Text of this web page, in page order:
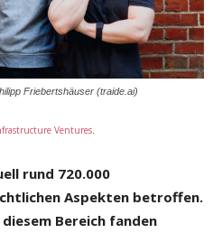
Friebertshäuser (traide.ai)
Ventures.
rund 720.000
Aspekten betroffen.
Bereich fanden